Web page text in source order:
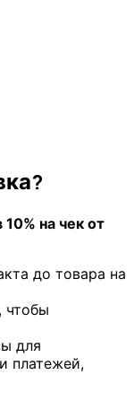
10% на чек от
до товара на
чтобы
для
платежей,